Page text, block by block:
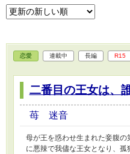
恋愛 連載中 長編 R15
二番目の王女は、
苺 迷音
母が王を惑わせ生まれた妾腹
に悪辣で我儘な王女となり、